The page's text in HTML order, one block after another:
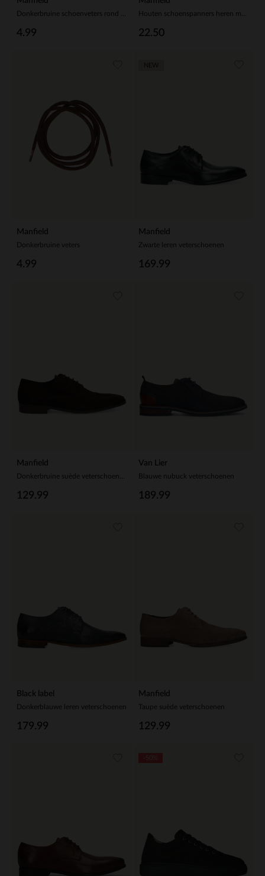
4.99 22.50
Manfield
Donkerbruine veters
4.99
Manfield
Zwarte leren veterschoenen
169.99
Manfield
129.99
Van Lier
Blauwe nubuck veterschoenen
189.99
Black label
Donkerblauwe leren veterschoenen
179.99
Manfield
Taupe suède veterschoenen
129.99